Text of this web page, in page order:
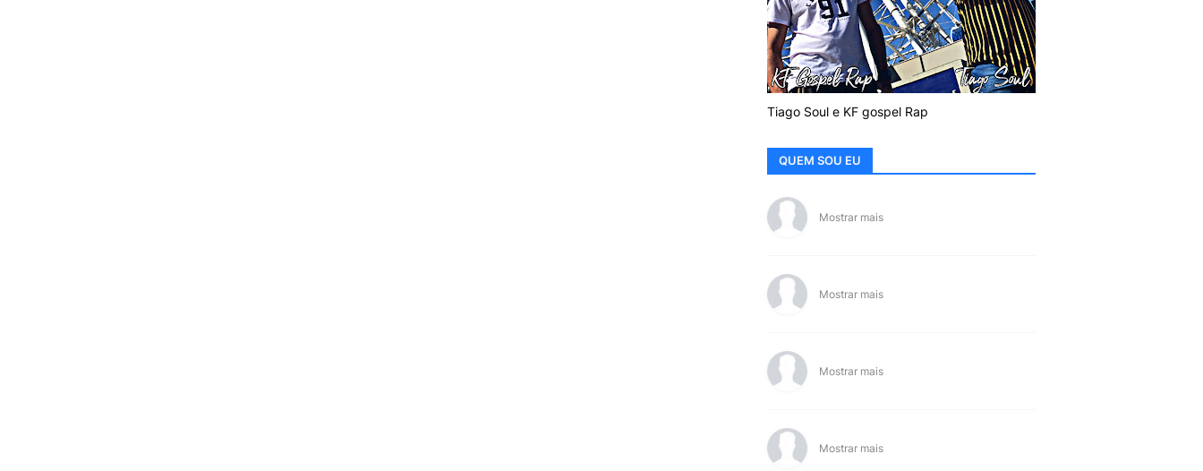
Tiago Soul e KF gospel Rap
QUEM SOU EU
Mostrar mais
Mostrar mais
Mostrar mais
Mostrar mais